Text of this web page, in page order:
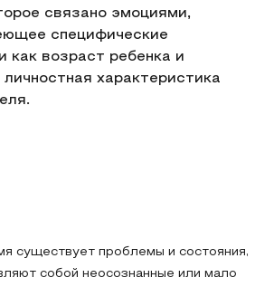
связано эмоциями,
специфические
как возраст ребенка и
характеристика
существует проблемы и состояния,
собой неосознанные или мало